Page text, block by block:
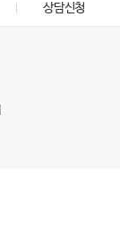
상담신청